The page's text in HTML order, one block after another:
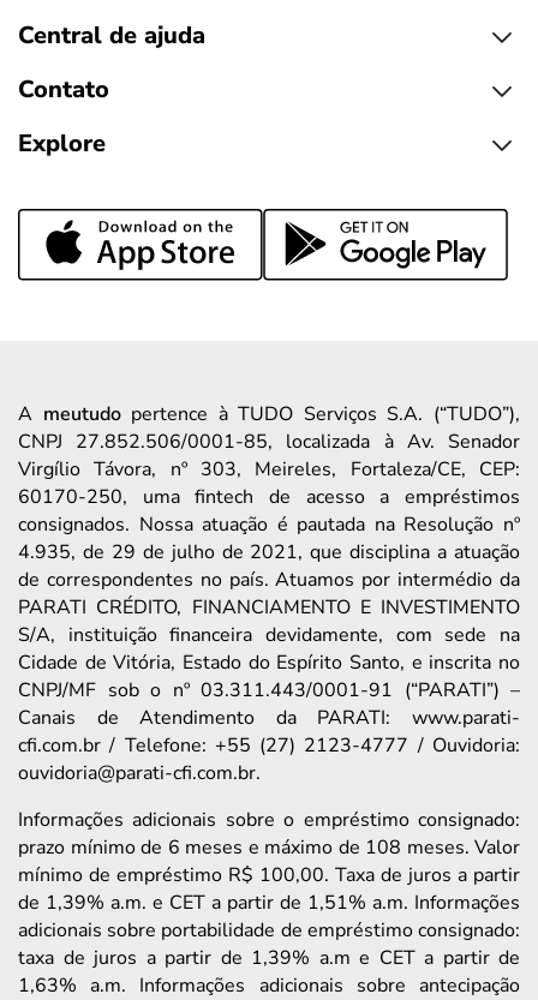
Central de ajuda
Contato
Explore
A meutudopertence à TUDO Serviços S.A. (“TUDO”),
CNPJ 27.852.506/0001-85, localizada à Av. Senador
Virgílio Távora, nº 303, Meireles, Fortaleza/CE, CEP:
60170-250, uma fintech de acesso a empréstimos
consignados. Nossa atuação é pautada na Resolução nº
4.935, de 29 de julho de 2021, que disciplina a atuação
de correspondentes no país. Atuamos por intermédio da
PARATI CRÉDITO, FINANCIAMENTO E INVESTIMENTO
S/A, instituição financeira devidamente, com sede na
Cidade de Vitória, Estado do Espírito Santo, e inscrita no
CNPJ/MF sob o nº 03.311.443/0001-91 (“PARATI”) –
Canais de Atendimento da PARATI: www.parati-
cfi.com.br / Telefone: +55 (27) 2123-4777 / Ouvidoria:
ouvidoria@parati-cfi.com.br.
Informações adicionais sobre o empréstimo consignado:
prazo mínimo de 6 meses e máximo de 108 meses. Valor
mínimo de empréstimo R$ 100,00. Taxa de juros a partir
de 1,39% a.m. e CET a partir de 1,51% a.m. Informações
adicionais sobre portabilidade de empréstimo consignado:
taxa de juros a partir de 1,39% a.m e CET a partir de
1,63% a.m. Informações adicionais sobre antecipação